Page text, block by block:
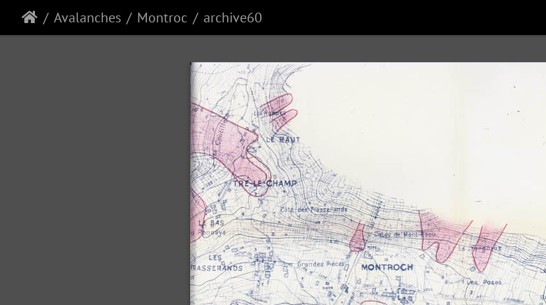
Avalanches Montroc archive60